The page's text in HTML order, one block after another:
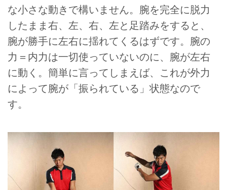
な小さな動きで構いません。腕を完全に脱力
したまま右、左、右、左と足踏みをすると、
腕が勝手に左右に揺れてくるはずです。腕の
力＝内力は一切使っていないのに、腕が左右
に動く。簡単に言ってしまえば、これが外力
によって腕が「振られている」状態なので
す。